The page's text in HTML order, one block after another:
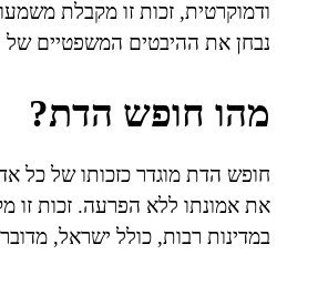
ודמוקרטית, זכות זו מקבלת
נבחן את ההיבטים המשפטיים של
מהו חופש הדת?
חופש הדת מוגדר כזכותו של כל
את אמונתו ללא הפרעה. זכות זו
במדינות רבות, כולל ישראל,